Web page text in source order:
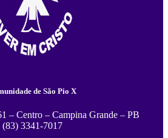
de São Pio X
– Centro – Campina Grande – PB
(83) 3341-7017